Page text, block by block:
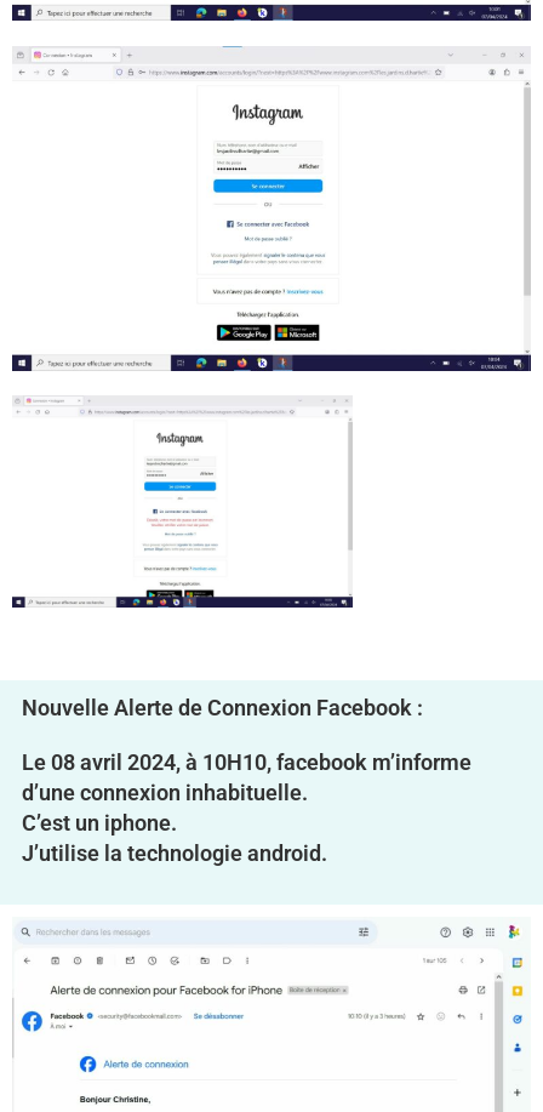
Nouvelle Alerte de Connexion Facebook :
Le 08 avril 2024, à 10H10, facebook m’informe
d’une connexion inhabituelle.
C’est un iphone.
J’utilise la technologie android.